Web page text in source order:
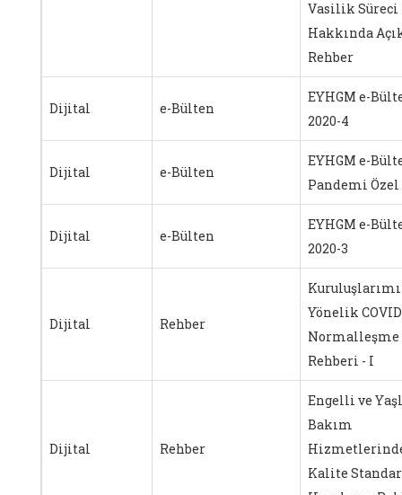
Vasilik Süreci
Hakkında
Rehber
Dijital e-Bülten
EYHGM e-
2020-4
Dijital e-Bülten
EYHGM e-
Pandemi Özel
Dijital e-Bülten
EYHGM e-
2020-3
Dijital Rehber
Yönelik
Normalleşme
Rehberi - I
Dijital Rehber
Engelli ve
Bakım
Kalite